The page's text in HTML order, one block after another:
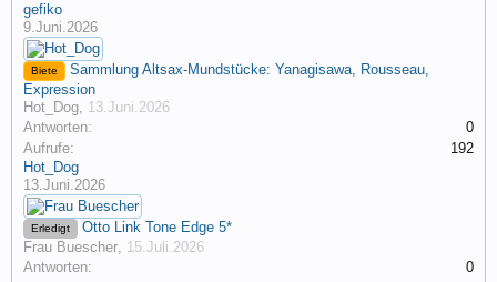
gefiko
9.Juni.2026
Biete
Sammlung Altsax-Mundstücke: Yanagisawa, Rousseau,
Expression
Hot_Dog, 13.Juni.2026
Antworten:
0
Aufrufe:
192
Hot_Dog
13.Juni.2026
Erledigt
Otto Link Tone Edge 5*
Frau Buescher, 15.Juli.2026
Antworten:
0